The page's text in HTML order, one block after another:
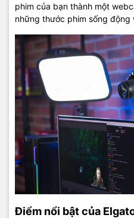
phim của bạn thành một
những thước phim sống
Điểm nổi bật của